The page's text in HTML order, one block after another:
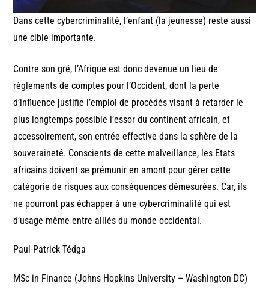
Dans cette cybercriminalité, l’enfant (la jeunesse) reste aussi
une cible importante.
Contre son gré, l’Afrique est donc devenue un lieu de
règlements de comptes pour l’Occident, dont la perte
d’influence justifie l’emploi de procédés visant à retarder le
plus longtemps possible l’essor du continent africain, et
accessoirement, son entrée effective dans la sphère de la
souveraineté. Conscients de cette malveillance, les Etats
africains doivent se prémunir en amont pour gérer cette
catégorie de risques aux conséquences démesurées. Car, ils
ne pourront pas échapper à une cybercriminalité qui est
d’usage même entre alliés du monde occidental.
Paul-Patrick Tédga
MSc in Finance (Johns Hopkins University – Washington DC)